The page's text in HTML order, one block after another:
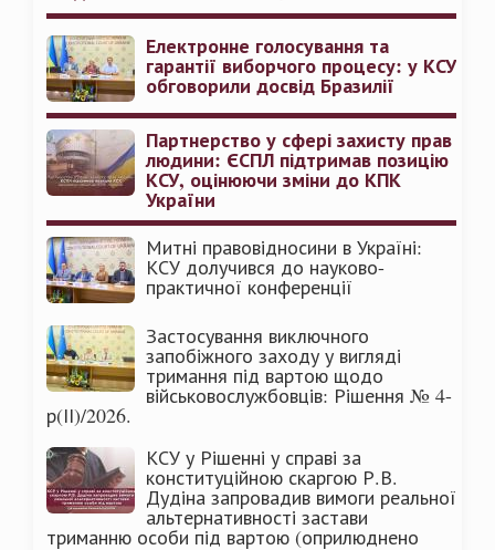
Електронне голосування та
гарантії виборчого процесу: у КСУ
обговорили досвід Бразилії
Партнерство у сфері захисту прав
людини: ЄСПЛ підтримав позицію
КСУ, оцінюючи зміни до КПК
України
Митні правовідносини в Україні:
КСУ долучився до науково-
практичної конференції
Застосування виключного
запобіжного заходу у вигляді
тримання під вартою щодо
військовослужбовців: Рішення № 4-
р(ІІ)/2026.
КСУ у Рішенні у справі за
конституційною скаргою Р.В.
Дудіна запровадив вимоги реальної
альтернативності застави
триманню особи під вартою (оприлюднено